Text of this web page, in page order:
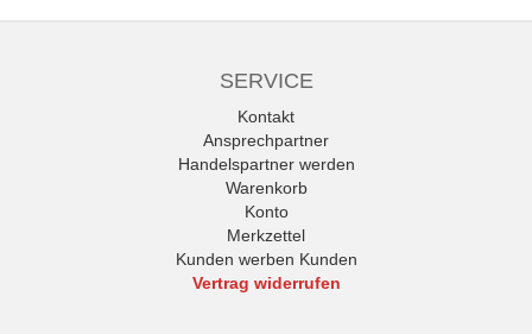
SERVICE
Kontakt
Ansprechpartner
Handelspartner werden
Warenkorb
Konto
Merkzettel
Kunden werben Kunden
Vertrag widerrufen